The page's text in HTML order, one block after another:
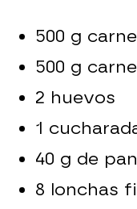
500 g
500 g
2 huevos
1
40 g de
8 lonchas